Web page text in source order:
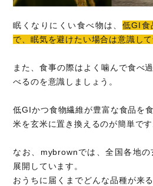
眠くなりにくい食べ物は、 低GI食
で、眠気を避けたい場合は意識し
また、食事の際はよく噛んで食べ
べるのを意識しましょう。
低GIかつ食物繊維が豊富な食品を
米を玄米に置き換えるのが簡単です
なお、mybrownでは、全国各地
展開しています。
おうちに届くまでどんな品種が来